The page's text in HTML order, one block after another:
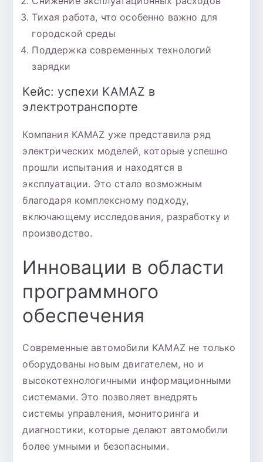
Тихая работа, что особенно важно для
городской среды
Поддержка современных технологий
зарядки
Кейс: успехи KAMAZ в
электротранспорте
Компания KAMAZ уже представила ряд
электрических моделей, которые успешно
прошли испытания и находятся в
эксплуатации. Это стало возможным
благодаря комплексному подходу,
включающему исследования, разработку и
производство.
Инновации в области
программного
обеспечения
Современные автомобили KAMAZ не только
оборудованы новым двигателем, но и
высокотехнологичными информационными
системами. Это позволяет внедрять
системы управления, мониторинга и
диагностики, которые делают автомобили
более умными и безопасными.